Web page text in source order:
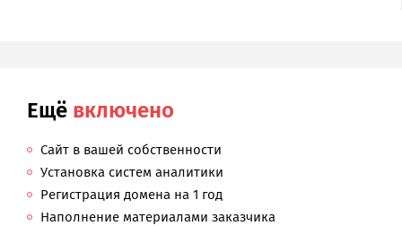
Ещё включено
Сайт в вашей собственности
Установка систем аналитики
Регистрация домена на 1 год
Наполнение материалами заказчика